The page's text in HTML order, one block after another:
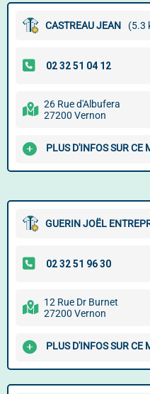
CASTREAU JEAN (5.3
26 Rue d'Albufera
27200 Vernon
PLUS D'INFOS SUR CE
GUERIN JOËL
12 Rue Dr Burnet
27200 Vernon
PLUS D'INFOS SUR CE